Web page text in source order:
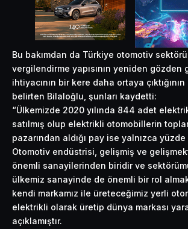
Bu bakımdan da Türkiye otomotiv
vergilendirme yapısının yeniden gözden
ihtiyacının bir kere daha ortaya
belirten Bilaloğlu, şunları kaydetti:
“Ülkemizde 2020 yılında 844 adet
satılmış olup elektrikli otomobillerin
pazarından aldığı pay ise yalnızca yüzde
Otomotiv endüstrisi, gelişmiş ve
önemli sanayilerinden biridir ve
ülkemiz sanayinde de önemli bir rol
kendi markamız ile üreteceğimiz yerli
elektrikli olarak üretip dünya markası
açıklamıştır.